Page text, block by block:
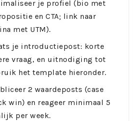
je profiel (bio met
en CTA; link naar
met UTM).
je introductiepost: korte
vraag, en uitnodiging tot
het template hieronder.
2 waardeposts (case
win) en reageer minimaal 5
per week.